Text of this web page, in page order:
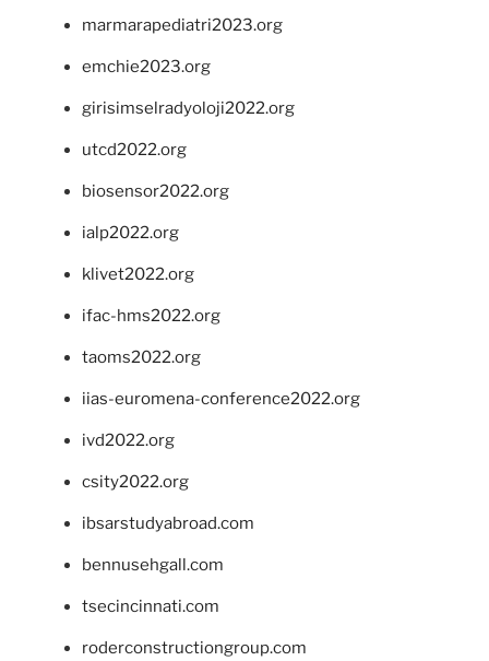
marmarapediatri2023.org
emchie2023.org
girisimselradyoloji2022.org
utcd2022.org
biosensor2022.org
ialp2022.org
klivet2022.org
ifac-hms2022.org
taoms2022.org
iias-euromena-conference2022.org
ivd2022.org
csity2022.org
ibsarstudyabroad.com
bennusehgall.com
tsecincinnati.com
roderconstructiongroup.com